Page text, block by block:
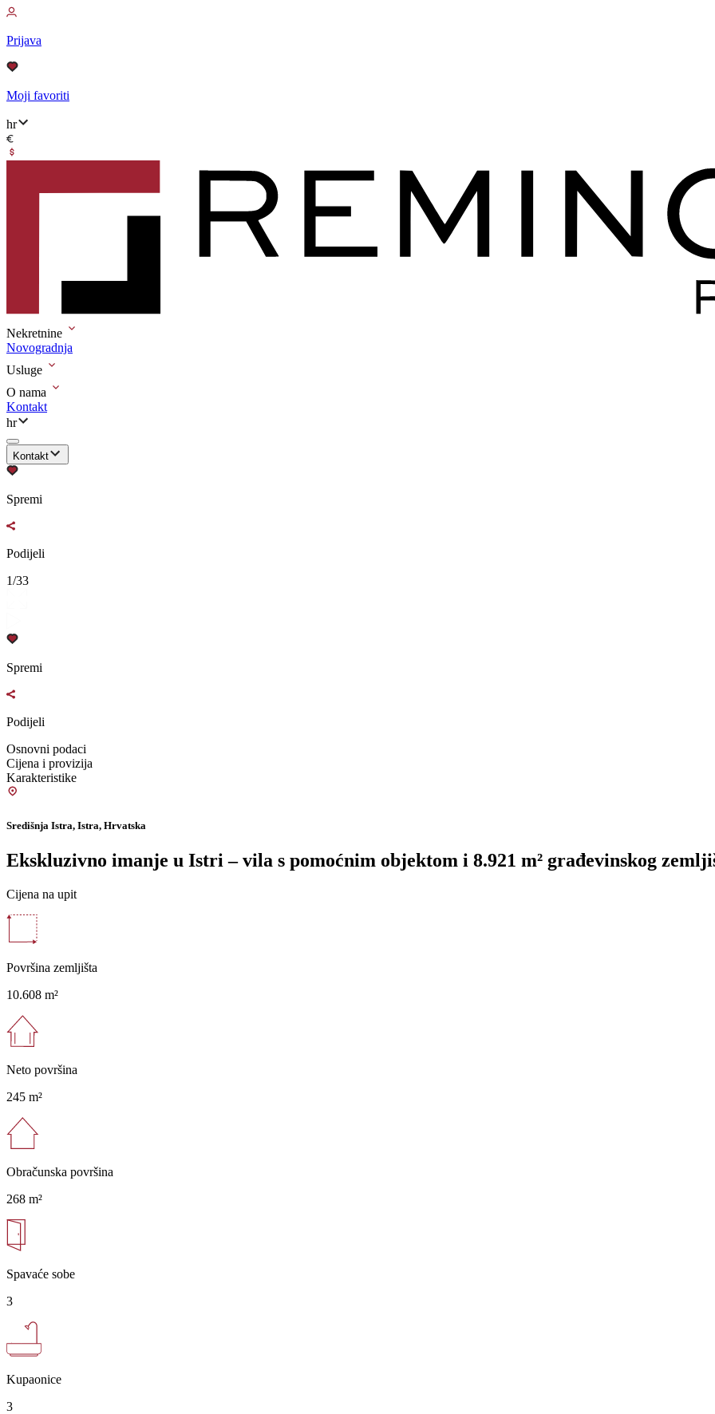
Prijava
Moji favoriti
hr
Nekretnine
Novogradnja
Usluge
O nama
Kontakt
hr
Kontakt
Spremi
Podijeli
1/33
Spremi
Podijeli
Osnovni podaci
Cijena i provizija
Karakteristike
Središnja Istra, Istra, Hrvatska
Ekskluzivno imanje u Istri – vila s pomoćnim objektom i 8.921 m² građevinskog
Cijena na upit
Površina zemljišta
10.608 m²
Neto površina
245 m²
Obračunska površina
268 m²
Spavaće sobe
3
Kupaonice
3